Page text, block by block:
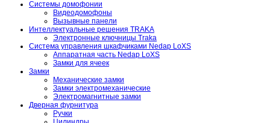
Системы домофонии
Видеодомофоны
Вызывные панели
Интеллектуальные решения TRAKA
Электронные ключницы Traka
Система управления шкафчиками Nedap LoXS
Аппаратная часть Nedap LoXS
Замки для ячеек
Замки
Механические замки
Замки электромеханические
Электромагнитные замки
Дверная фурнитура
Ручки